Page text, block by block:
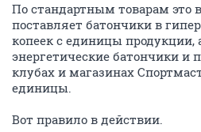
По стандартным товарам это
поставляет батончики в
копеек с единицы продукции,
энергетические батончики и
клубах и магазинах
единицы.
Вот правило в действии.